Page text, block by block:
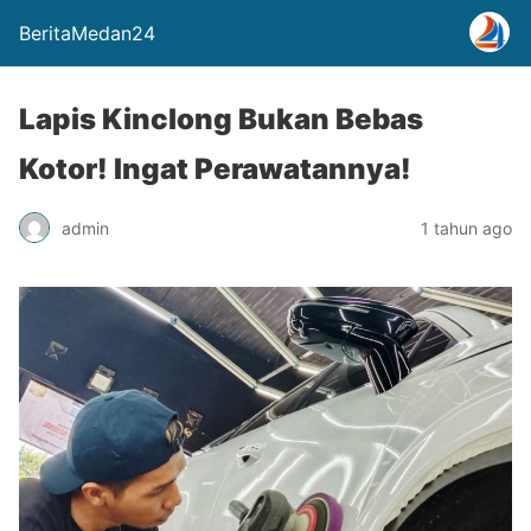
BeritaMedan24
Lapis Kinclong Bukan Bebas
Kotor! Ingat Perawatannya!
admin 1 tahun ago